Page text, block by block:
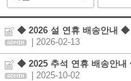
◆ 2026 설 연휴 배송안내 ◆
| 2026-02-13
◆ 2025 추석 연휴 배송안
| 2025-10-02